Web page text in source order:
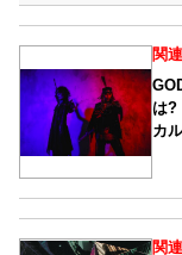
関
は?
カ
関